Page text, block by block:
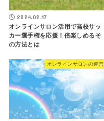
2024.02.17
オンラインサロン活用で高校サッ
カー選手権を応援！倍楽しめるそ
の方法とは
オンラインサロンの運営